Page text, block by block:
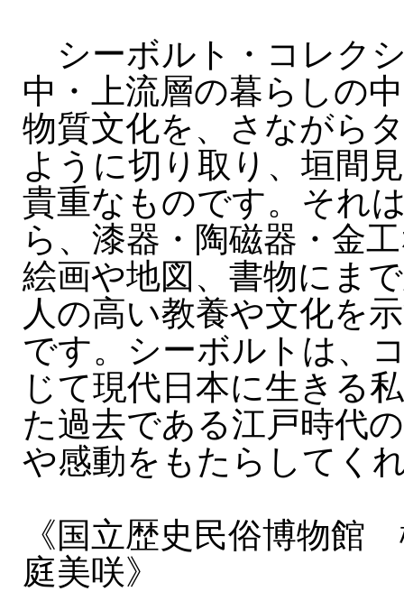
シーボルト・コレク
中・上流層の暮らしの
物質文化を、さながら
ように切り取り、垣間
貴重なものです。それ
ら、漆器・陶磁器・金
絵画や地図、書物にま
人の高い教養や文化を
です。シーボルトは、
じて現代日本に生きる
た過去である江戸時代
や感動をもたらしてく
《国立歴史民俗博物
庭美咲》